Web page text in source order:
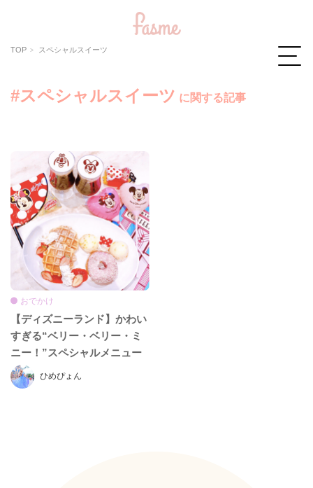
TOP スペシャルスイーツ
#スペシャルスイーツ に関する記事
ひめぴょん
おでかけ
【ディズニーランド】かわい
すぎる“ベリー・ベリー・ミ
ニー！”スペシャルメニュー
はもうチェックした？